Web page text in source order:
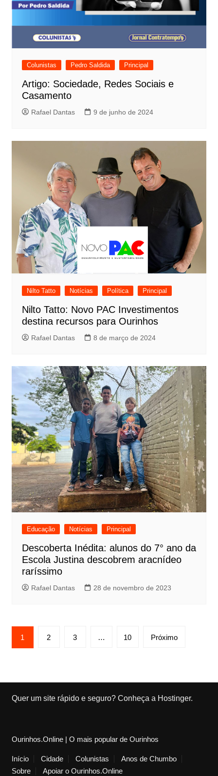
Colunistas Pedro Saldida Principal
Artigo: Sociedade, Redes Sociais e
Casamento
Rafael Dantas 9 de junho de 2024
Nilto Tatto Notícias Política Principal
Nilto Tatto: Novo PAC Investimentos
destina recursos para Ourinhos
Rafael Dantas 8 de março de 2024
Educação Notícias Principal
Descoberta Inédita: alunos do 7° ano da
Escola Justina descobrem aracnídeo
raríssimo
Rafael Dantas 28 de novembro de 2023
a
n
ã
o
d
1 2 3 … 10 Próximo
Quer um site rápido e seguro? Conheça a Hostinger.
Ourinhos.Online | O mais popular de Ourinhos
Início Cidade Colunistas
Anos de Chumbo
Sobre
Apoiar o Ourinhos.Online